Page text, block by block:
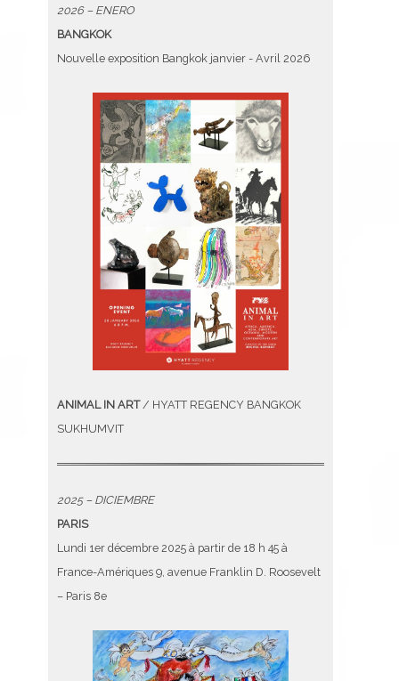
2026 – ENERO
BANGKOK
Nouvelle exposition Bangkok janvier - Avril 2026
ANIMAL IN ART/ HYATT REGENCY BANGKOK
SUKHUMVIT
2025 – DICIEMBRE
PARIS
Lundi 1er décembre 2025 à partir de 18 h 45 à
France-Amériques 9, avenue Franklin D. Roosevelt
– Paris 8e